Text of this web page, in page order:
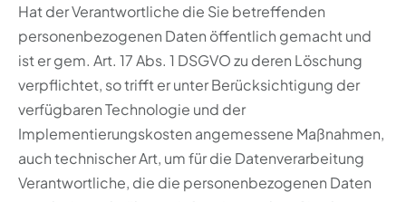
Hat der Verantwortliche die Sie betreffenden
personenbezogenen Daten öffentlich gemacht und
ist er gem. Art. 17 Abs. 1 DSGVO zu deren Löschung
verpflichtet, so trifft er unter Berücksichtigung der
verfügbaren Technologie und der
Implementierungskosten angemessene Maßnahmen,
auch technischer Art, um für die Datenverarbeitung
Verantwortliche, die die personenbezogenen Daten